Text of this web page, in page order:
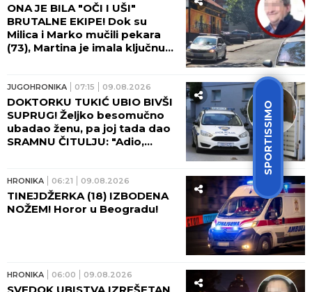
SPORTISSIMO
ONA JE BILA "OČI I UŠI"
BRUTALNE EKIPE! Dok su
Milica i Marko mučili pekara
(73), Martina je imala ključnu
automobilom!
JUGOHRONIKA 07:15 09.08.2026
DOKTORKU TUKIĆ UBIO BIVŠI
SUPRUG! Željko besomučno
ubadao ženu, pa joj tada dao
SRAMNU ČITULJU: "Adio,
HRONIKA 06:21 09.08.2026
TINEJDŽERKA (18) IZBODENA
NOŽEM! Horor u Beogradu!
HRONIKA 06:00 09.08.2026